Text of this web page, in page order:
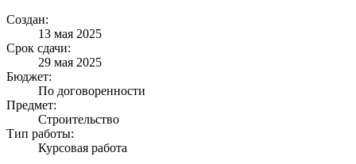
Создан:
13 мая 2025
Срок сдачи:
29 мая 2025
Бюджет:
По договоренности
Предмет:
Строительство
Тип работы:
Курсовая работа